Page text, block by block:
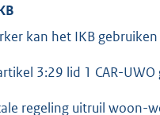
kan het IKB
3:29 lid 1 CAR-
regeling uitruil woon-